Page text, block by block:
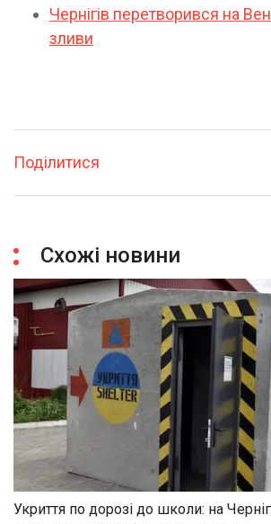
Чернігів перетворився на
зливи
Поділитися
Схожі новини
Укриття по дорозі до школи: на